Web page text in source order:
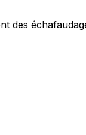
des